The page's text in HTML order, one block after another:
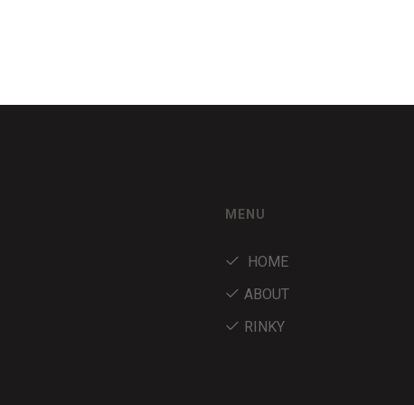
MENU
HOME
ABOUT
RINKY